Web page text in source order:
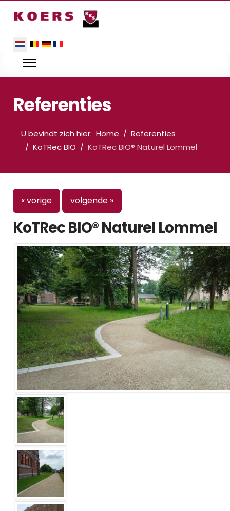
Selecteer de taal
Referenties
U bevindt zich hier: Home
Referenties
KoTRec BIO
KoTRec BIO® Naturel Lommel
« vorige volgende »
KoTRec BIO® Naturel Lommel